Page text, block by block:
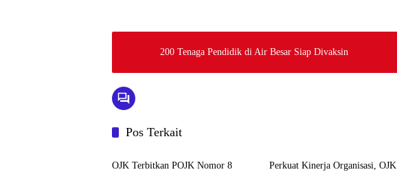
200 Tenaga Pendidik di Air Besar Siap Divaksin
Pos Terkait
News
OJK Terbitkan POJK Nomor 8
Perkuat Kinerja Organisasi, OJK